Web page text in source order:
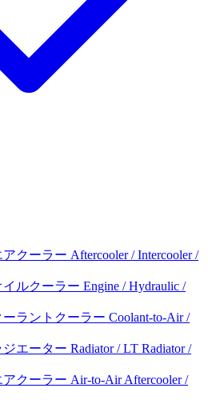
クーラー Aftercooler / Intercooler /
ルクーラー Engine / Hydraulic /
ラントクーラー Coolant-to-Air /
エーター Radiator / LT Radiator /
クーラー Air-to-Air Aftercooler /